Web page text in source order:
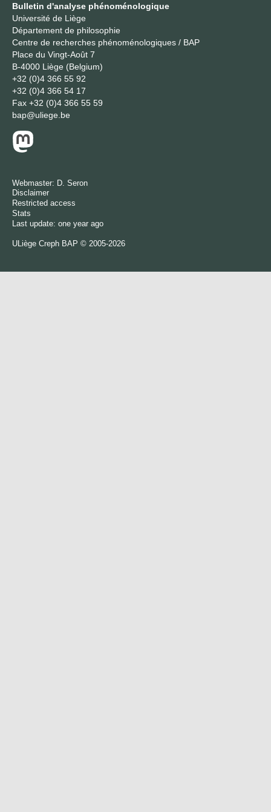
Bulletin d'analyse phénoménologique
Université de Liège
Département de philosophie
Centre de recherches phénoménologiques / BAP
Place du Vingt-Août 7
B-4000 Liège (Belgium)
+32 (0)4 366 55 92
+32 (0)4 366 54 17
Fax +32 (0)4 366 55 59
bap@uliege.be
Webmaster: D. Seron
Disclaimer
Restricted access
Stats
Last update: one year ago
ULiège Creph BAP © 2005-2026